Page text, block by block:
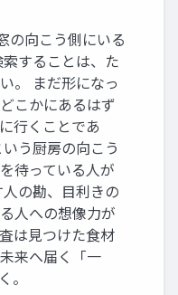
の向こう側にいる
することは、た
。 まだ形になっ
こかにあるはず
行くことであ
う厨房の向こう
待っている人が
の勘、目利きの
人への想像力が
は見つけた食材
来へ届く「一
。